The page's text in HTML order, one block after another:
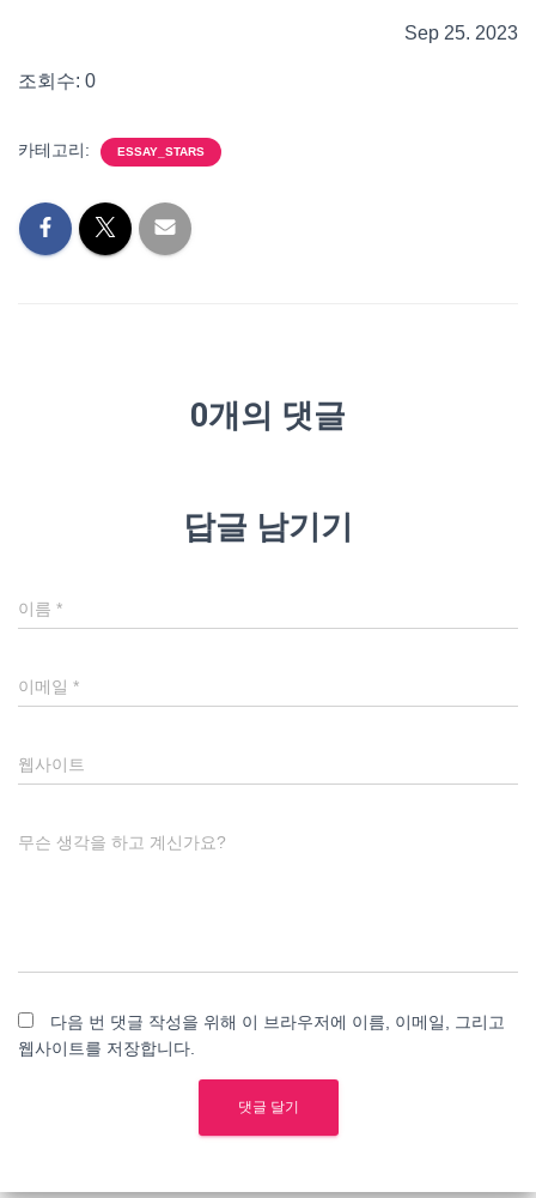
Sep 25. 2023
조회수: 0
카테고리: ESSAY_STARS
0개의 댓글
답글 남기기
이름 *
이메일 *
웹사이트
무슨 생각을 하고 계신가요?
다음 번 댓글 작성을 위해 이 브라우저에 이름, 이메일, 그리고
웹사이트를 저장합니다.